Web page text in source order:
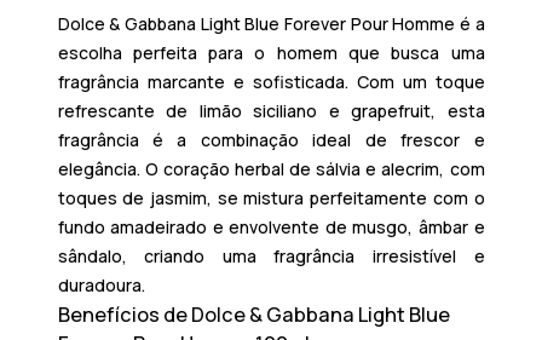
Dolce & Gabbana Light Blue Forever Pour Homme é a
escolha perfeita para o homem que busca uma
fragrância marcante e sofisticada. Com um toque
refrescante de limão siciliano e grapefruit, esta
fragrância é a combinação ideal de frescor e
elegância. O coração herbal desálvia ealecrim, com
toques de jasmim, se mistura perfeitamente com o
fundo amadeirado e envolvente demusgo, âmbare
sândalo, criando uma fragrância irresistível e
duradoura.
Benefícios de Dolce & Gabbana Light Blue